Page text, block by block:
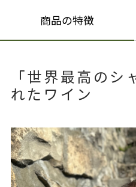
商品の特徴
「世界最高のシ
れたワイン